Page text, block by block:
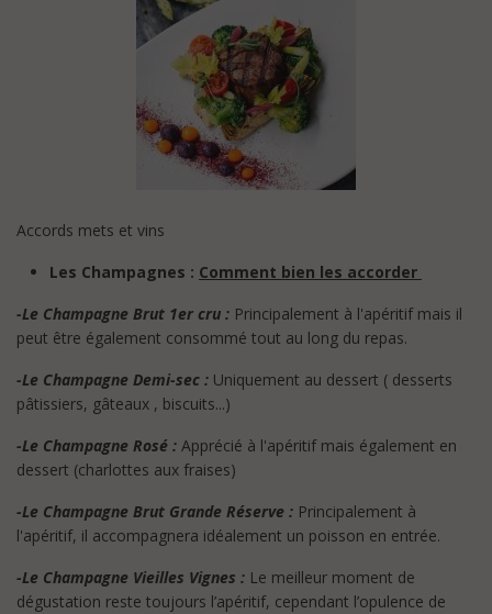
Accords mets et vins
Les Champagnes : Comment bien les accorder
-Le Champagne Brut 1er cru : Principalement à l'apéritif mais il
peut être également consommé tout au long du repas.
-Le Champagne Demi-sec : Uniquement au dessert ( desserts
pâtissiers, gâteaux , biscuits...)
-Le Champagne Rosé : Apprécié à l'apéritif mais également en
dessert (charlottes aux fraises)
-Le Champagne Brut Grande Réserve : Principalement à
l'apéritif, il accompagnera idéalement un poisson en entrée.
-Le Champagne Vieilles Vignes : Le meilleur moment de
dégustation reste toujours l’apéritif, cependant l’opulence de